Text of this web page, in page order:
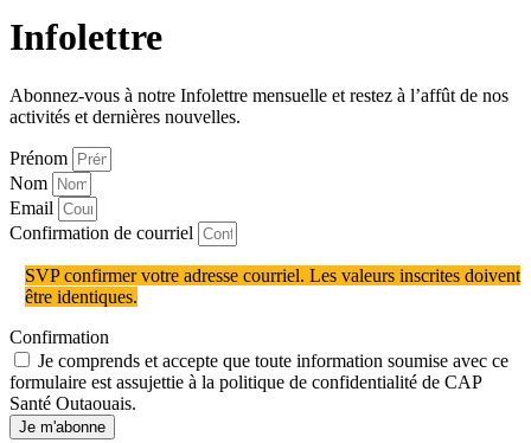
Infolettre
Abonnez-vous à notre Infolettre mensuelle et restez à l’affût de nos
activités et dernières nouvelles.
Prénom
Nom
Email
Confirmation de courriel
SVP confirmer votre adresse courriel. Les valeurs inscrites doivent
être identiques.
Confirmation
Je comprends et accepte que toute information soumise avec ce
formulaire est assujettie à la politique de confidentialité de CAP
Santé Outaouais.
Je m'abonne